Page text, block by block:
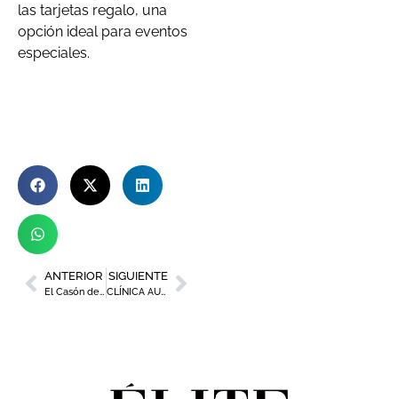
las tarjetas regalo, una
opción ideal para eventos
especiales.
ANTERIOR
El Casón de la Vega: alta cocina, naturaleza y arte
SIGUIENTE
CLÍNICA AURA “Desata tu belleza”